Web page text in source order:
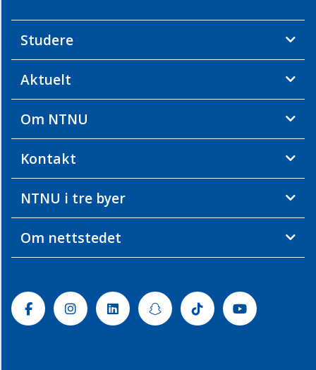
Studere
Aktuelt
Om NTNU
Kontakt
NTNU i tre byer
Om nettstedet
FacebookInstagramLinkedinSnapchatTiktok Youtube